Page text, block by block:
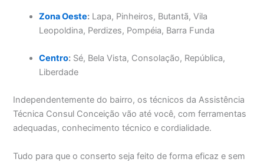
Zona Oeste: Lapa, Pinheiros, Butantã, Vila
Leopoldina, Perdizes, Pompéia, Barra Funda
Centro: Sé, Bela Vista, Consolação, República,
Liberdade
Independentemente do bairro, os técnicos da Assistência
Técnica Consul Conceição vão até você, com ferramentas
adequadas, conhecimento técnico e cordialidade.
Tudo para que o conserto seja feito de forma eficaz e sem